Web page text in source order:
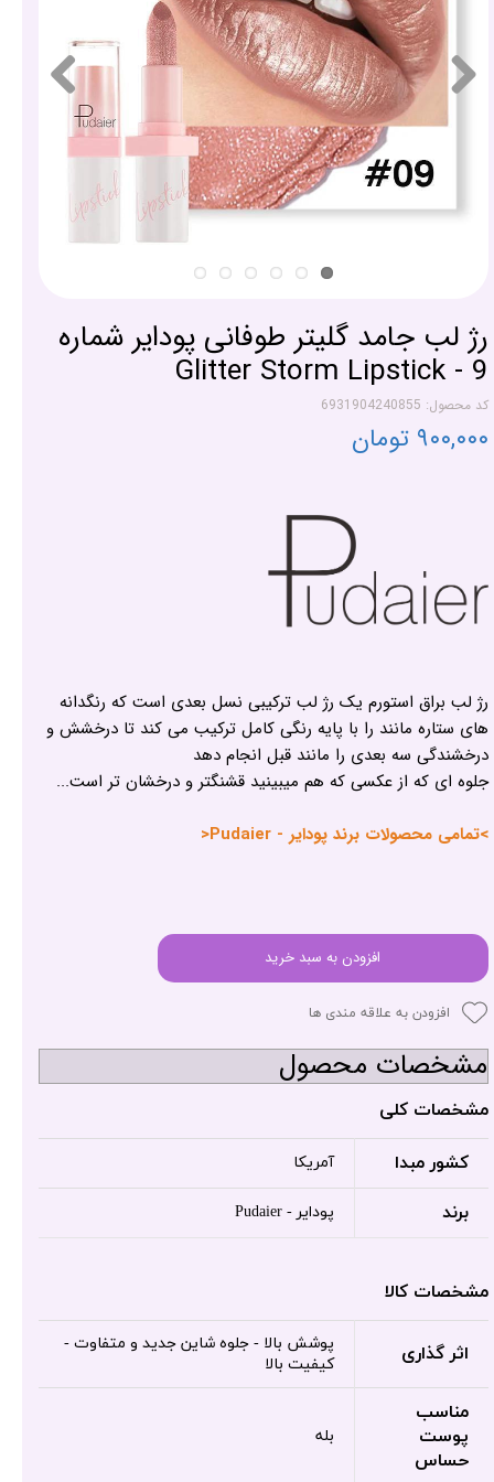
رژ لب جامد گلیتر طوفانی پودایر شماره
9 - Glitter Storm Lipstick
کد محصول: 6931904240855
۹۰۰,۰۰۰ تومان
رژ لب براق استورم یک رژ لب ترکیبی نسل بعدی است که رنگدانه
های ستاره مانند را با پایه رنگی کامل ترکیب می کند تا درخشش و
درخشندگی سه بعدی را مانند قبل انجام دهد
جلوه ای که از عکسی که هم میبینید قشنگتر و درخشان تر است...
>تمامی محصولات برند پودایر - Pudaier<
افزودن به سبد خرید
افزودن به علاقه مندی ها
مشخصات محصول
مشخصات کلی
کشور مبدا آمریکا
برند پودایر - Pudaier
مشخصات کالا
اثر گذاری
پوشش بالا - جلوه شاین جدید و متفاوت -
کیفیت بالا
مناسب
پوست
حساس
بله